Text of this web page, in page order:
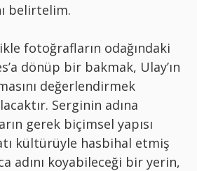
belirtelim.
fotoğrafların odağındaki
dönüp bir bakmak, Ulay’ın
değerlendirmek
Serginin adına
gerek biçimsel yapısı
kültürüyle hasbihal etmiş
adını koyabileceği bir yerin,